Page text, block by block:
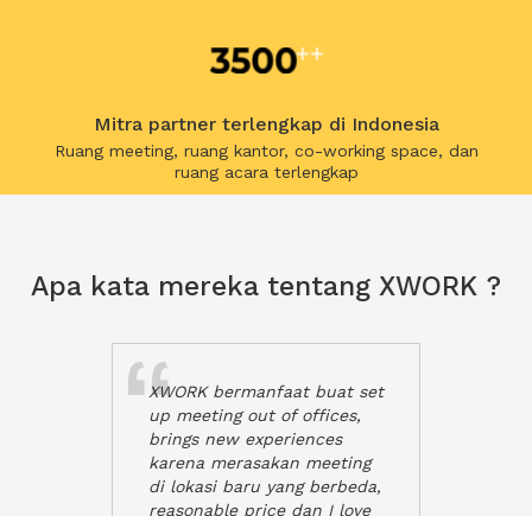
Mitra partner terlengkap di Indonesia
Ruang meeting, ruang kantor, co-working space, dan
ruang acara terlengkap
Apa kata mereka tentang XWORK ?
XWORK bermanfaat buat set
up meeting out of offices,
brings new experiences
karena merasakan meeting
di lokasi baru yang berbeda,
reasonable price dan I love